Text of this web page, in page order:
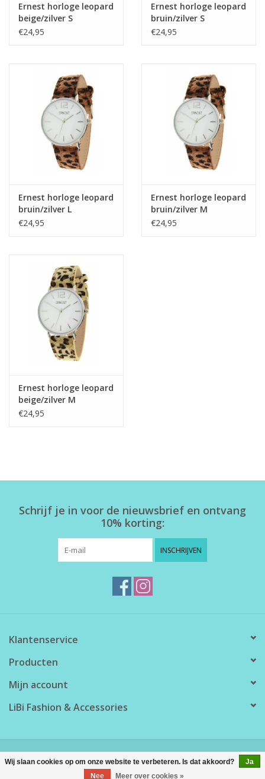
Ernest horloge leopard
beige/zilver S
€24,95
Ernest horloge leopard
bruin/zilver S
€24,95
Ernest horloge leopard
bruin/zilver L
€24,95
Ernest horloge leopard
bruin/zilver M
€24,95
Ernest horloge leopard
beige/zilver M
€24,95
Schrijf je in voor de nieuwsbrief en ontvang
10% korting:
INSCHRIJVEN
Klantenservice
Producten
Mijn account
LiBi Fashion & Accessories
Lightspeed
Wij slaan cookies op om onze website te verbeteren. Is dat akkoord?
Ja
Nee
Meer over cookies »